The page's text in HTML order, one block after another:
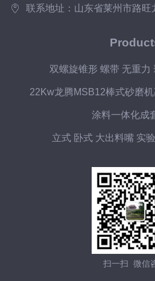
联系地址：山东省莱州市路旺
双螺旋锥形 螺带 无重力
22Kw龙腾MSB12棒式砂磨
涂料一体化成
立式 卧式 大出料嘴 实
扫一扫 微信